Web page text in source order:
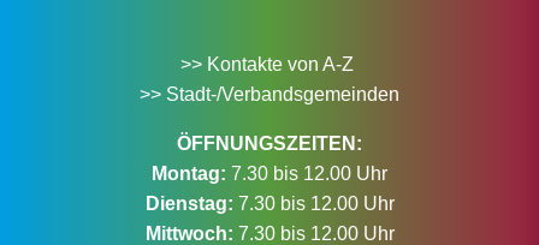
>> Kontakte von A-Z
>> Stadt-/Verbandsgemeinden
ÖFFNUNGSZEITEN:
Montag: 7.30 bis 12.00 Uhr
Dienstag: 7.30 bis 12.00 Uhr
Mittwoch: 7.30 bis 12.00 Uhr